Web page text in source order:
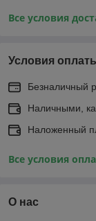
Все условия
Условия
Безналичный
Наличными,
Наложенный
Все условия
О нас